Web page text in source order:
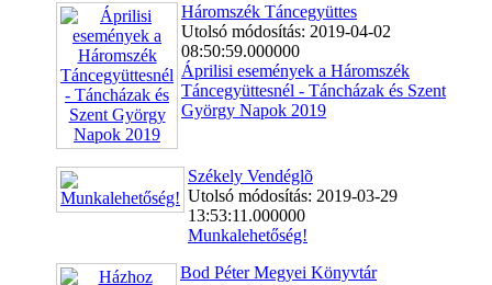
Háromszék Táncegyüttes
Utolsó módosítás: 2019-04-02
08:50:59.000000
Áprilisi események a Háromszék
Táncegyüttesnél - Táncházak és Szent
György Napok 2019
Székely Vendéglõ
Utolsó módosítás: 2019-03-29
13:53:11.000000
Munkalehetőség!
Bod Péter Megyei Könyvtár